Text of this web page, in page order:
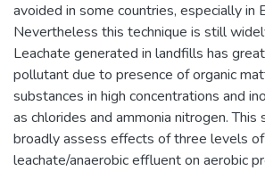
avoided in some countries, especially in
Nevertheless this technique is still
Leachate generated in landfills has
pollutant due to presence of organic
substances in high concentrations and
as chlorides and ammonia nitrogen. This
broadly assess effects of three levels
leachate/anaerobic effluent on aerobic